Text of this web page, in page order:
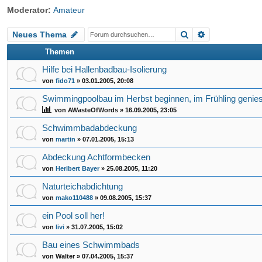
riff
Moderator: Amateur
Neues Thema Suche
Themen
Hilfe bei Hallenbadbau-Isolierung
von fido71 » 03.01.2005, 20:08
Swimmingpoolbau im Herbst beginnen, im Frühling
von AWasteOfWords » 16.09.2005, 23:05
Schwimmbadabdeckung
von martin » 07.01.2005, 15:13
Abdeckung Achtformbecken
von Heribert Bayer» 25.08.2005, 11:20
Naturteichabdichtung
von mako110488 » 09.08.2005, 15:37
ein Pool soll her!
von livi » 31.07.2005, 15:02
Bau eines Schwimmbads
von Walter» 07.04.2005, 15:37